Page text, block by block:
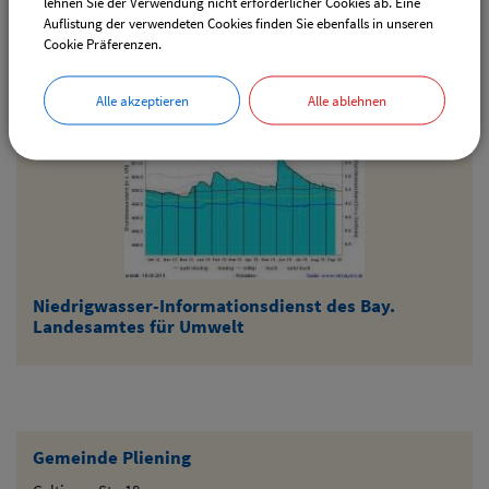
Gemeinde Pliening
BayernAtlas - Bebauungspläne der Gemeinde
Pliening
Niedrigwasser-Informationsdienst des Bay.
Landesamtes für Umwelt
Auflistung der verwendeten Cookies finden Sie ebenfalls in unseren
Cookie Präferenzen.
Alle akzeptieren Alle ablehnen